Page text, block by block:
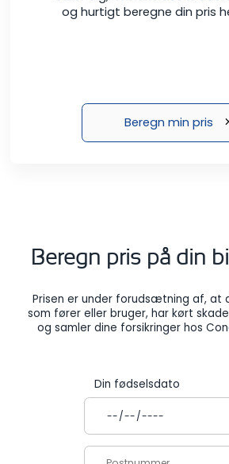
og hurtigt beregne din pris
Beregn min pris
Beregn pris på din
Prisen er under forudsætning af, at
som fører eller bruger, har kørt
og samler dine forsikringer hos
Din fødselsdato